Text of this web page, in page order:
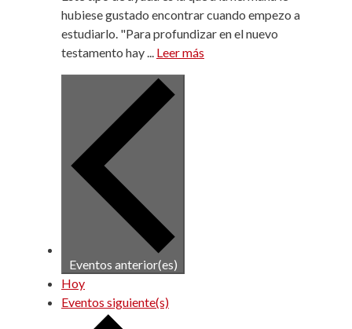
hubiese gustado encontrar cuando empezo a
estudiarlo. "Para profundizar en el nuevo
testamento hay ... Leer más
Eventos anterior(es)
Hoy
Eventos siguiente(s)